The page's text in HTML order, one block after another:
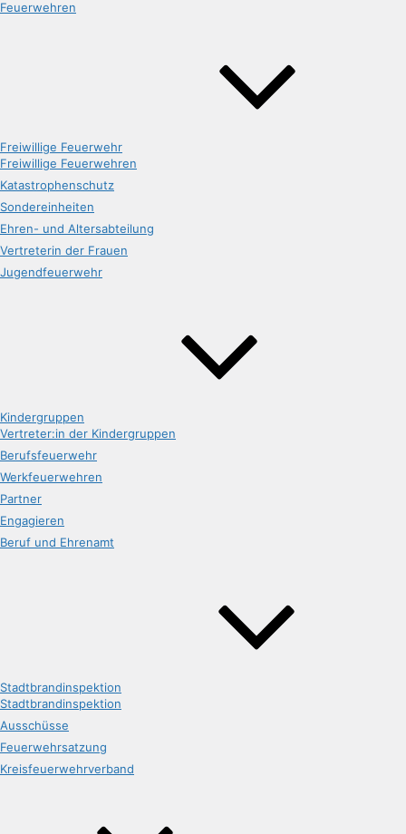
Feuerwehren
Freiwillige Feuerwehr
Freiwillige Feuerwehren
Katastrophenschutz
Sondereinheiten
Ehren- und Altersabteilung
Vertreterin der Frauen
Jugendfeuerwehr
Kindergruppen
Vertreter:in der Kindergruppen
Berufsfeuerwehr
Werkfeuerwehren
Partner
Engagieren
Beruf und Ehrenamt
Stadtbrandinspektion
Stadtbrandinspektion
Ausschüsse
Feuerwehrsatzung
Kreisfeuerwehrverband